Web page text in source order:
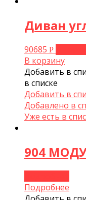
Диван
90685 Р
В корзину
Добавить в
в списке
Добавить в
Добавлено в
Уже есть в
904
Подробнее